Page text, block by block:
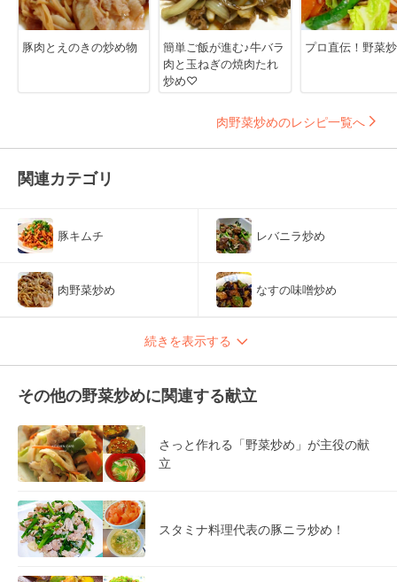
豚肉とえのきの炒め物
簡単ご飯が進む♪牛バラ
肉と玉ねぎの焼肉たれ
炒め♡
プロ直伝！野菜
肉野菜炒めのレシピ一覧へ
関連カテゴリ
豚キムチ レバニラ炒め
肉野菜炒め なすの味噌炒め
続きを表示する
その他の野菜炒めに関連する献立
さっと作れる「野菜炒め」が主役の献
立
スタミナ料理代表の豚ニラ炒め！